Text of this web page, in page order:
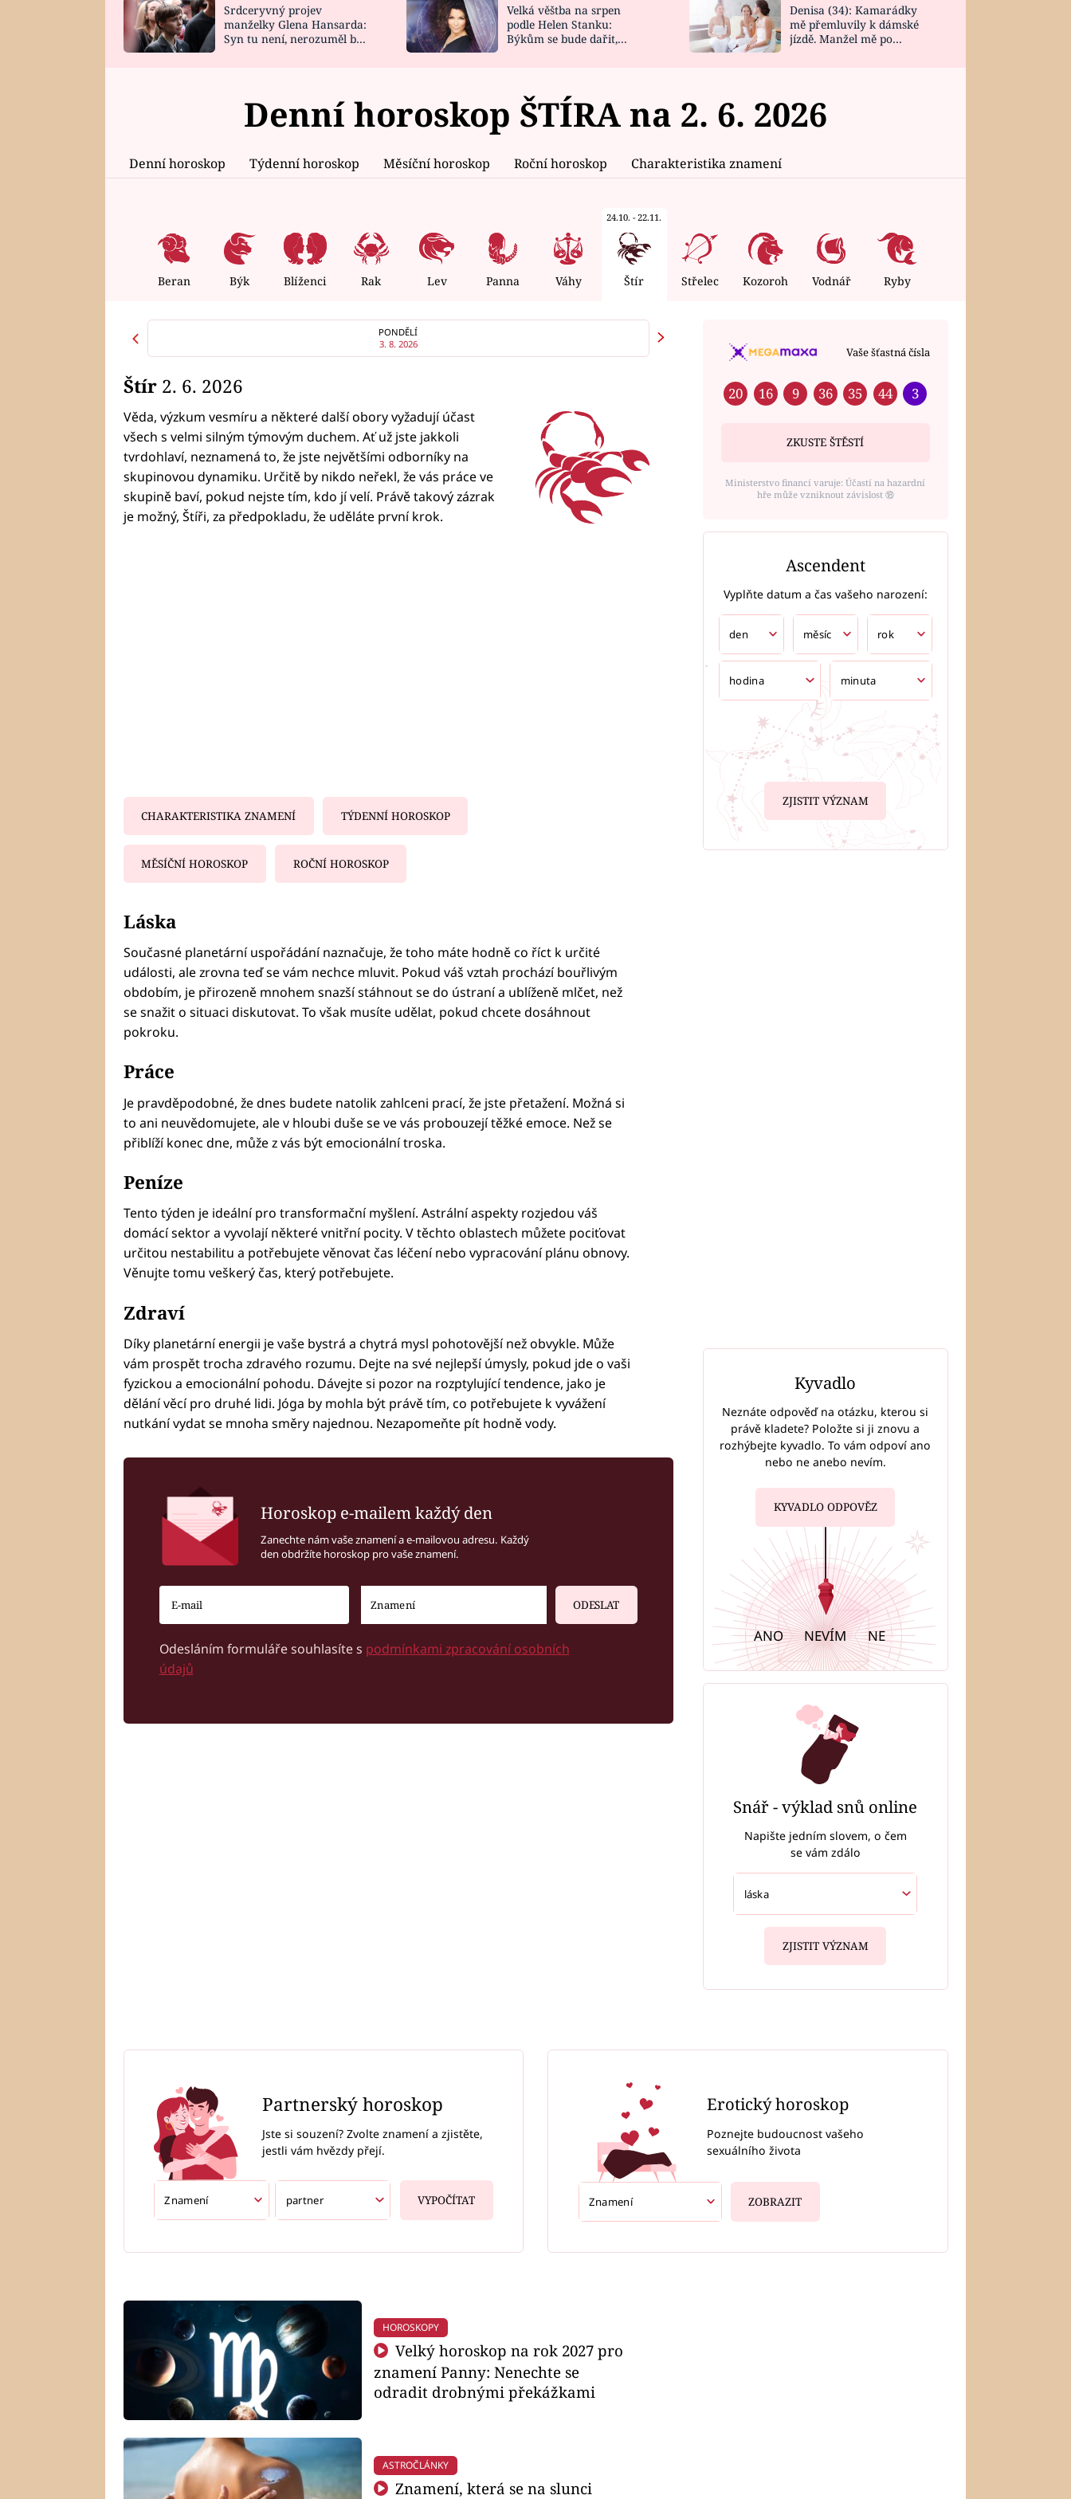
HOROSKOP NA
CELEBRITY
VAŘENÍ
NOVINKY
VIDEORECEPTY
DESIGN
Srdceryvný projev
manželky Glena Hansarda:
Syn tu není, nerozuměl by
Velká věštba na srpen
podle Helen Stanku:
Býkům se bude dařit,
Denisa (34): Kamarádky
mě přemluvily k dámské
jízdě. Manžel mě po
Denní horoskop ŠTÍRA na 2. 6. 2026
Denní horoskop Týdenní horoskop Měsíční horoskop Roční horoskop Charakteristika znamení
Beran Býk Blíženci Rak Lev Panna Váhy
24.10. - 22.11.
Štír Střelec Kozoroh Vodnář Ryby
PONDĚLÍ
3. 8. 2026
Štír 2. 6. 2026
Věda, výzkum vesmíru a některé další obory vyžadují účast
všech s velmi silným týmovým duchem. Ať už jste jakkoli
tvrdohlaví, neznamená to, že jste největšími odborníky na
skupinovou dynamiku. Určitě by nikdo neřekl, že vás práce ve
skupině baví, pokud nejste tím, kdo jí velí. Právě takový zázrak
je možný, Štíři, za předpokladu, že uděláte první krok.
CHARAKTERISTIKA ZNAMENÍ TÝDENNÍ HOROSKOP
MĚSÍČNÍ HOROSKOP ROČNÍ HOROSKOP
Láska
Současné planetární uspořádání naznačuje, že toho máte hodně co říct k určité
události, ale zrovna teď se vám nechce mluvit. Pokud váš vztah prochází bouřlivým
obdobím, je přirozeně mnohem snazší stáhnout se do ústraní a ublíženě mlčet, než
se snažit o situaci diskutovat. To však musíte udělat, pokud chcete dosáhnout
pokroku.
Práce
Je pravděpodobné, že dnes budete natolik zahlceni prací, že jste přetažení. Možná si
to ani neuvědomujete, ale v hloubi duše se ve vás probouzejí těžké emoce. Než se
přiblíží konec dne, může z vás být emocionální troska.
Peníze
Tento týden je ideální pro transformační myšlení. Astrální aspekty rozjedou váš
domácí sektor a vyvolají některé vnitřní pocity. V těchto oblastech můžete pociťovat
určitou nestabilitu a potřebujete věnovat čas léčení nebo vypracování plánu obnovy.
Věnujte tomu veškerý čas, který potřebujete.
Zdraví
Díky planetární energii je vaše bystrá a chytrá mysl pohotovější než obvykle. Může
vám prospět trocha zdravého rozumu. Dejte na své nejlepší úmysly, pokud jde o vaši
fyzickou a emocionální pohodu. Dávejte si pozor na rozptylující tendence, jako je
dělání věcí pro druhé lidi. Jóga by mohla být právě tím, co potřebujete k vyvážení
nutkání vydat se mnoha směry najednou. Nezapomeňte pít hodně vody.
Horoskop e-mailem každý den
Zanechte nám vaše znamení a e-mailovou adresu. Každý
den obdržíte horoskop pro vaše znamení.
ODESLAT
Odesláním formuláře souhlasíte s podmínkami zpracování osobních
údajů
Vaše šťastná čísla
20 16 9 36 35 44 3
ZKUSTE ŠTĚSTÍ
Ministerstvo financí varuje: Účastí na hazardní
hře může vzniknout závislost ⑱
Ascendent
Vyplňte datum a čas vašeho narození:
ZJISTIT VÝZNAM
Kyvadlo
Neznáte odpověď na otázku, kterou si
právě kladete? Položte si ji znovu a
rozhýbejte kyvadlo. To vám odpoví ano
nebo ne anebo nevím.
KYVADLO ODPOVĚZ
ANO NEVÍM NE
Snář - výklad snů online
Napište jedním slovem, o čem
se vám zdálo
ZJISTIT VÝZNAM
Partnerský horoskop
Jste si souzení? Zvolte znamení a zjistěte,
jestli vám hvězdy přejí.
VYPOČÍTAT
Erotický horoskop
Poznejte budoucnost vašeho
sexuálního života
ZOBRAZIT
HOROSKOPY
Velký horoskop na rok 2027 pro
znamení Panny: Nenechte se
odradit drobnými překážkami
ASTROČLÁNKY
Znamení, která se na slunci